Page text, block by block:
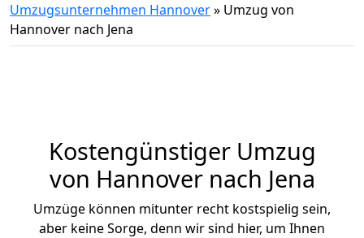
Umzugsunternehmen Hannover» Umzug von
Hannover nach Jena
Kostengünstiger Umzug
von Hannover nach Jena
Umzüge können mitunter recht kostspielig sein,
aber keine Sorge, denn wir sind hier, um Ihnen